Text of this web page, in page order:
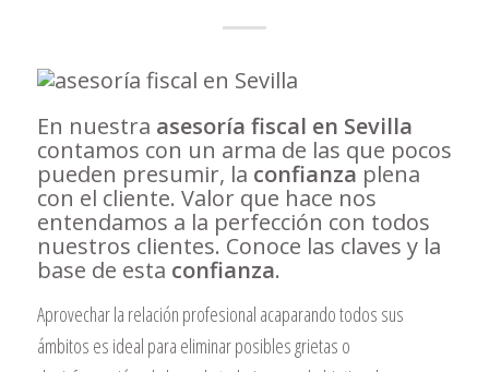
En nuestra asesoría fiscal en Sevilla
contamos con un arma de las que pocos
pueden presumir, la confianza plena
con el cliente. Valor que hace nos
entendamos a la perfección con todos
nuestros clientes. Conoce las claves y la
base de esta confianza.
Aprovechar la relación profesional acaparando todos sus
ámbitos es ideal para eliminar posibles grietas o